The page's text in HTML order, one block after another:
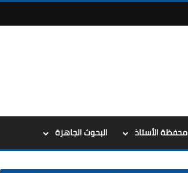
محفظة الأستاذ البحوث الجاهزة